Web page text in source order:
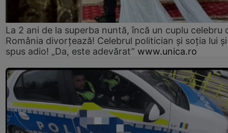
La 2 ani de la superba nuntă, încă un cuplu celebru
România divorțează! Celebrul politician și soția lui
spus adio! „Da, este adevărat” www.unica.ro